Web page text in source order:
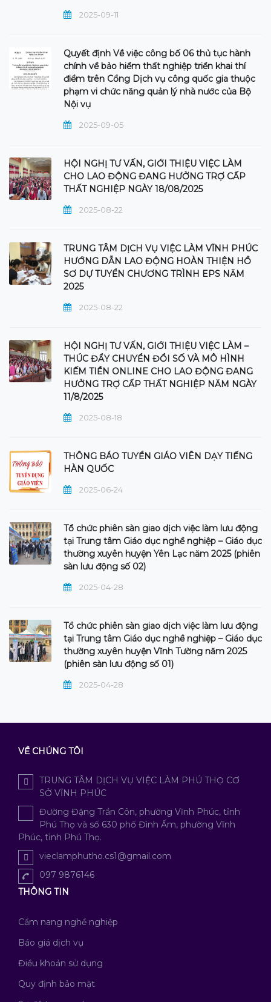
2025-09-11
Quyết định Về việc công bố 06 thủ tục hành
chính về bảo hiểm thất nghiệp triển khai thí
điểm trên Cổng Dịch vụ công quốc gia thuộc
phạm vi chức năng quản lý nhà nước của Bộ
Nội vụ
2025-09-05
HỘI NGHỊ TƯ VẤN, GIỚI THIỆU VIỆC LÀM
CHO LAO ĐỘNG ĐANG HƯỞNG TRỢ CẤP
THẤT NGHIỆP NGÀY 18/08/2025
2025-08-22
TRUNG TÂM DỊCH VỤ VIỆC LÀM VĨNH PHÚC
HƯỚNG DẪN LAO ĐỘNG HOÀN THIỆN HỒ
SƠ DỰ TUYỂN CHƯƠNG TRÌNH EPS NĂM
2025
2025-08-22
HỘI NGHỊ TƯ VẤN, GIỚI THIỆU VIỆC LÀM –
THÚC ĐẨY CHUYỂN ĐỔI SỐ VÀ MÔ HÌNH
KIẾM TIỀN ONLINE CHO LAO ĐỘNG ĐANG
HƯỞNG TRỢ CẤP THẤT NGHIỆP NĂM NGÀY
11/8/2025
2025-08-18
THÔNG BÁO TUYỂN GIÁO VIÊN DẠY TIẾNG
HÀN QUỐC
2025-06-24
Tổ chức phiên sàn giao dịch việc làm lưu động
tại Trung tâm Giáo dục nghề nghiệp – Giáo dục
thường xuyên huyện Yên Lạc năm 2025 (phiên
sàn lưu động số 02)
2025-04-28
Tổ chức phiên sàn giao dịch việc làm lưu động
tại Trung tâm Giáo dục nghề nghiệp – Giáo dục
thường xuyên huyện Vĩnh Tường năm 2025
(phiên sàn lưu động số 01)
2025-04-28
VỀ CHÚNG TÔI
TRUNG TÂM DỊCH VỤ VIỆC LÀM PHÚ THỌ CƠ
SỞ VĨNH PHÚC
Đường Đặng Trần Côn, phường Vĩnh Phúc, tỉnh
Phú Thọ và số 630 phố Đình Ấm, phường Vĩnh
Phúc, tỉnh Phú Thọ.
vieclamphutho.cs1@gmail.com
097 9876146
THÔNG TIN
Cẩm nang nghề nghiệp
Báo giá dịch vụ
Điều khoản sử dụng
Quy định bảo mật